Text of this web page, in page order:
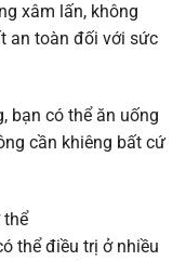
xâm lấn, không
an toàn đối với sức
bạn có thể ăn uống
cần khiêng bất cứ
thể
thể điều trị ở nhiều